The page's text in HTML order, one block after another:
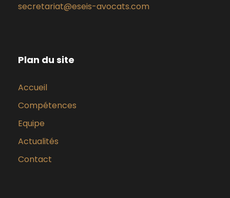
secretariat@eseis-avocats.com
Plan du site
Accueil
Compétences
Equipe
Actualités
Contact